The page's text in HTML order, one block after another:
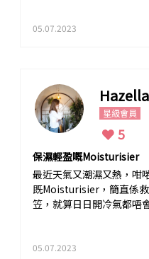
05.07.2023
星級會員
5
保濕輕盈嘅Moisturisier
最近天氣又潮濕又熱，咁
既Moisturisier，簡直係
笠，就算日日開冷氣都唔
05.07.2023